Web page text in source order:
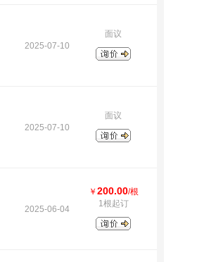
2025-07-10
面议
2025-07-10
面议
2025-06-04
￥ 200.00/根
1根起订